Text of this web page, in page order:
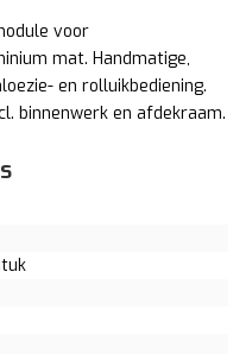
voor
mat. Handmatige,
en rolluikbediening.
binnenwerk en afdekraam.